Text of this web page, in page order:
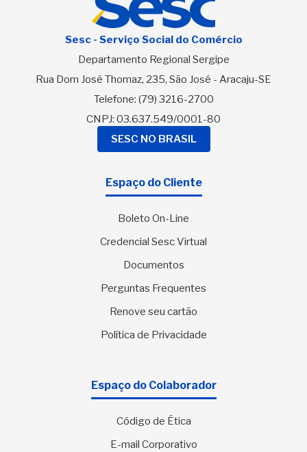
Sesc - Serviço Social do Comércio
Departamento Regional Sergipe
Rua Dom José Thomaz, 235, São José - Aracaju-SE
Telefone: (79) 3216-2700
CNPJ: 03.637.549/0001-80
SESC NO BRASIL
Espaço do Cliente
Boleto On-Line
Credencial Sesc Virtual
Documentos
Perguntas Frequentes
Renove seu cartão
Política de Privacidade
Espaço do Colaborador
Código de Ética
E-mail Corporativo